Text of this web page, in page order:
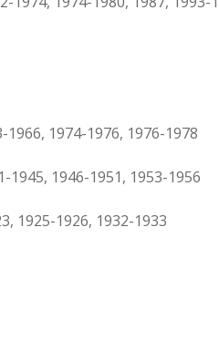
1974-1976, 1976-1978
1945, 1946-1951, 1953-1956
1925-1926, 1932-1933